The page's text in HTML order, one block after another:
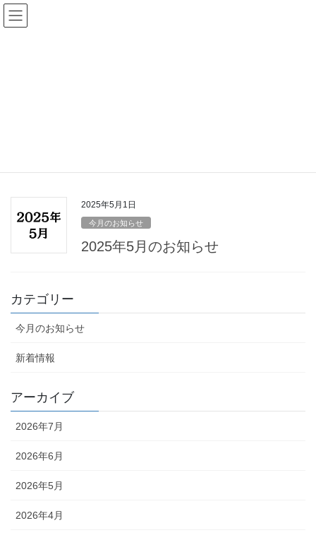
コ
ン
ナ
ビ
2025年5月1日
今月のお知らせ
2025年5月のお知らせ
カテゴリー
今月のお知らせ
新着情報
アーカイブ
2026年7月
2026年6月
2026年5月
2026年4月